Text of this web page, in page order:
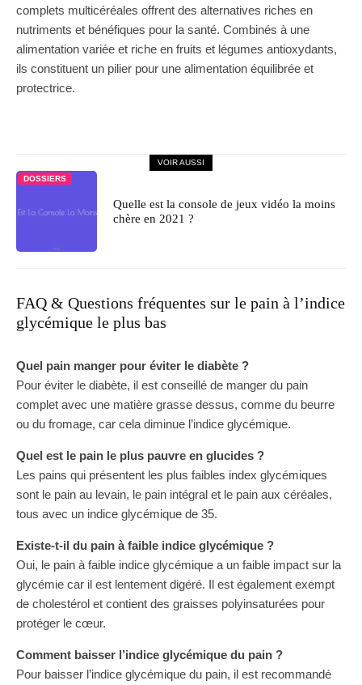
complets multicéréales offrent des alternatives riches en
nutriments et bénéfiques pour la santé. Combinés à une
alimentation variée et riche en fruits et légumes antioxydants,
ils constituent un pilier pour une alimentation équilibrée et
protectrice.
VOIR AUSSI
DOSSIERS
Quelle est la console de jeux vidéo la moins
chère en 2021 ?
FAQ & Questions fréquentes sur le pain à l’indice
glycémique le plus bas
Quel pain manger pour éviter le diabète ?
Pour éviter le diabète, il est conseillé de manger du pain
complet avec une matière grasse dessus, comme du beurre
ou du fromage, car cela diminue l’indice glycémique.
Quel est le pain le plus pauvre en glucides ?
Les pains qui présentent les plus faibles index glycémiques
sont le pain au levain, le pain intégral et le pain aux céréales,
tous avec un indice glycémique de 35.
Existe-t-il du pain à faible indice glycémique ?
Oui, le pain à faible indice glycémique a un faible impact sur la
glycémie car il est lentement digéré. Il est également exempt
de cholestérol et contient des graisses polyinsaturées pour
protéger le cœur.
Comment baisser l’indice glycémique du pain ?
Pour baisser l’indice glycémique du pain, il est recommandé